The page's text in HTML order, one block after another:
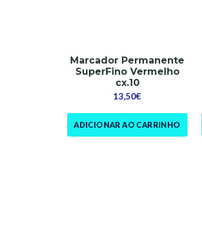
Marcador Permanente
SuperFino Vermelho
cx.10
13,50€
ADICIONAR AO CARRINHO